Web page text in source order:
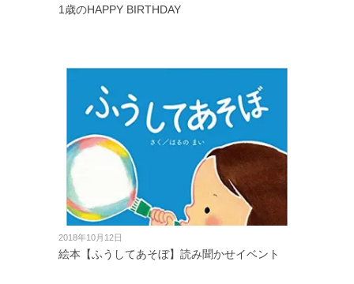
1歳のHAPPY BIRTHDAY
2018年10月12日
絵本【ふうしてあそぼ】読み聞かせイベント